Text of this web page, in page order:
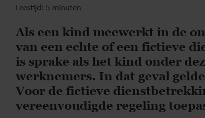
Leestijd: 5 minuten
Als een kind meewerkt in de
van een echte of een fictieve
is sprake als het kind onder
werknemers. In dat geval
Voor de fictieve
vereenvoudigde regeling